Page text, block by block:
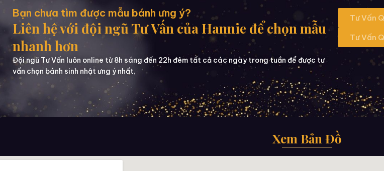
Bạn chưa tìm được mẫu bánh ưng ý?
Liên hệ với đội ngũ Tư Vấn của Hannie để chọn mẫu
nhanh hơn
Đội ngũ Tư Vấn luôn online từ 8h sáng đến 22h đêm tất cả các ngày trong tuần để được tư
vấn chọn bánh sinh nhật ưng ý nhất.
Tư Vấn
Tư Vấn
Xem Bản Đồ